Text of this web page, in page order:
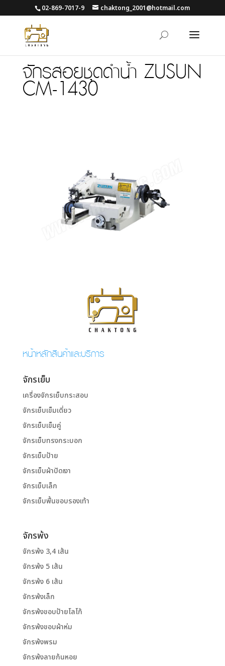
02-869-7017-9 chaktong_2001@hotmail.com
จักรสอยชุดดำน้ำ ZUSUN
CM-1430
หน้าหลักสินค้าและบริการ
จักรเย็บ
เครื่องจักรเย็บกระสอบ
จักรเย็บเข็มเดี่ยว
จักรเย็บเข็มคู่
จักรเย็บทรงกระบอก
จักรเย็บป้าย
จักรเย็บผ้าปัดเงา
จักรเย็บเล็ก
จักรเย็บพื้นขอบรองเท้า
จักรพ้ง
จักรพ้ง 3,4 เส้น
จักรพ้ง 5 เส้น
จักรพ้ง 6 เส้น
จักรพ้งเล็ก
จักรพ้งขอบป้ายโลโก้
จักรพ้งขอบผ้าห่ม
จักรพ้งพรม
จักรพ้งลายก้นหอย